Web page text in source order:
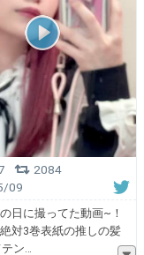
2084
09
日に撮ってた動画~！
対3巻表紙の推しの髪
ン